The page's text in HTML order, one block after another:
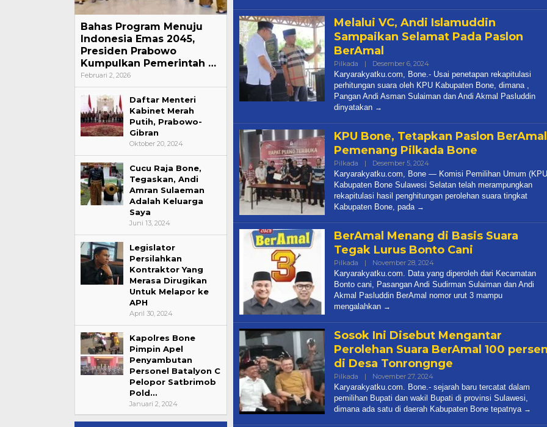
Bahas Program Menuju
Indonesia Emas 2045,
Presiden Prabowo
Kumpulkan Pemerintah …
Februari 2, 2026
Daftar Menteri
Kabinet Merah
Putih, Prabowo-
Gibran
Oktober 20, 2024
Cucu Raja Bone,
Tegaskan, Andi
Amran Sulaeman
Adalah Keluarga
Saya
Juni 13, 2024
Legislator
Persilahkan
Kontraktor Yang
Merasa Dirugikan
Untuk Melapor ke
APH
April 30, 2024
Kapolres Bone
Pimpin Apel
Penyambutan
Personel Batalyon C
Pelopor Satbrimob
Pold…
Januari 2, 2024
Melalui VC, Andi Islamuddin
Sampaikan Selamat Pada Paslon
BerAmal
Pilkada | Desember 6, 2024Oleh
Redaksi
Karya
Rakyatku
Karyarakyatku.com, Bone.- Usai penetapan rekapitulasi
perhitungan suara oleh KPU Kabupaten Bone, dimana ,
Pangan Andi Asman Sulaiman dan Andi Akmal Pasluddin
dinyatakan
KPU Bone, Tetapkan Paslon BerAmal
Pemenang Pilkada Bone
Pilkada | Desember 5, 2024Oleh
Redaksi
Karya
Rakyatku
Karyarakyatku.com, Bone — Komisi Pemilihan Umum
Kabupaten Bone Sulawesi Selatan telah merampungkan
rekapitulasi hasil penghitungan perolehan suara tingkat
Kabupaten Bone, pada
BerAmal Menang di Basis Suara
Tegak Lurus Bonto Cani
Pilkada | November 28, 2024Oleh
Redaksi
Karya
Rakyatku
Karyarakyatku.com. Data yang diperoleh dari Kecamatan
Bonto cani, Pasangan Andi Sudirman Sulaiman dan Andi
Akmal Pasluddin BerAmal nomor urut 3 mampu
mengalahkan
Sosok Ini Disebut Mengantar
Perolehan Suara BerAmal 100
di Desa Tonrongnge
Pilkada | November 27, 2024Oleh
Redaksi
Karya
Rakyatku
Karyarakyatku.com. Bone.- sejarah baru tercatat dalam
pemilihan Bupati dan wakil Bupati di provinsi Sulawesi,
dimana ada satu di daerah Kabupaten Bone tepatnya